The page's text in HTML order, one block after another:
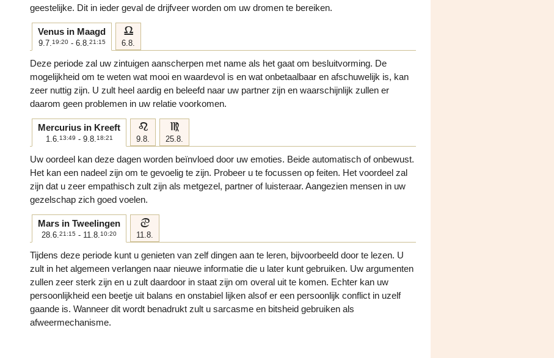
geestelijke. Dit in ieder geval de drijfveer worden om uw dromen te bereiken.
Venus in Maagd
9.7. 19:20- 6.8. 21:15
g
6.8.
Deze periode zal uw zintuigen aanscherpen met name als het gaat om besluitvorming. De
mogelijkheid om te weten wat mooi en waardevol is en wat onbetaalbaar en afschuwelijk is, kan
zeer nuttig zijn. U zult heel aardig en beleefd naar uw partner zijn en waarschijnlijk zullen er
daarom geen problemen in uw relatie voorkomen.
Mercurius in Kreeft
1.6. 13:49 - 9.8. 18:21
e
9.8.
f
25.8.
Uw oordeel kan deze dagen worden beïnvloed door uw emoties. Beide automatisch of onbewust.
Het kan een nadeel zijn om te gevoelig te zijn. Probeer u te focussen op feiten. Het voordeel zal
zijn dat u zeer empathisch zult zijn als metgezel, partner of luisteraar. Aangezien mensen in uw
gezelschap zich goed voelen.
Mars in Tweelingen
28.6. 21:15 - 11.8. 10:20
d
11.8.
Tijdens deze periode kunt u genieten van zelf dingen aan te leren, bijvoorbeeld door te lezen. U
zult in het algemeen verlangen naar nieuwe informatie die u later kunt gebruiken. Uw argumenten
zullen zeer sterk zijn en u zult daardoor in staat zijn om overal uit te komen. Echter kan uw
persoonlijkheid een beetje uit balans en onstabiel lijken alsof er een persoonlijk conflict in uzelf
gaande is. Wanneer dit wordt benadrukt zult u sarcasme en bitsheid gebruiken als
afweermechanisme.